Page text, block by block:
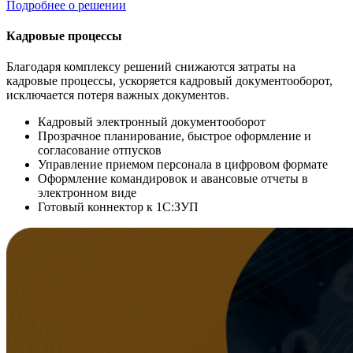
Подробнее о решении
Кадровые процессы
Благодаря комплексу решений снижаются затраты на
кадровые процессы, ускоряется кадровый документооборот,
исключается потеря важных документов.
Кадровый электронный документооборот
Прозрачное планирование, быстрое оформление и
согласование отпусков
Управление приемом персонала в цифровом формате
Оформление командировок и авансовые отчеты в
электронном виде
Готовый коннектор к 1С:ЗУП